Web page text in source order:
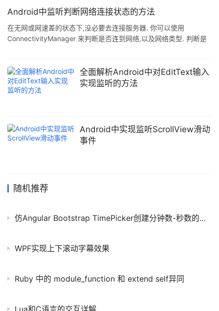
Android中监听判断网络连接状态的方法
在无网或网速差的状态下,没必要去连接服务器. 你可以使用
ConnectivityManager 来判断是否连到网络,以及网络类型. 判断是
ConnectivityManager cm =
(ConnectivityManager)context.getSystemService(Context.CON
NECTIVITY_SERVICE);
全面解析Android中对EditText输入
实现监听的方法
Android中实现监听ScrollView滑动
事件
随机推荐
仿Angular Bootstrap TimePicker创建分钟数-秒数的输入控件
WPF实现上下滚动字幕效果
Ruby 中的 module_function 和 extend self异同